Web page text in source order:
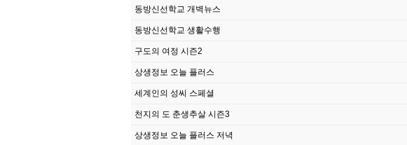
동방신선학교 개벽뉴스
동방신선학교 생활수행
구도의 여정 시즌2
상생정보 오늘 플러스
세계인의 성씨 스페셜
천지의 도 춘생추살 시즌3
상생정보 오늘 플러스 저녁